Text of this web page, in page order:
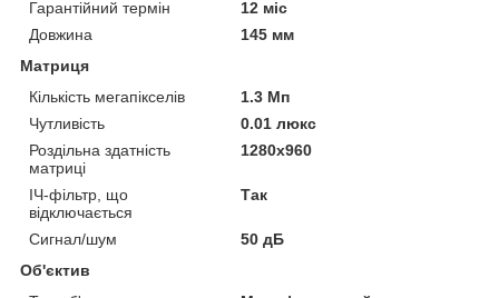
Гарантійний термін
12 міс
Довжина
145 мм
Матриця
Кількість мегапікселів
1.3 Мп
Чутливість
0.01 люкс
Роздільна здатність
матриці
1280x960
ІЧ-фільтр, що
відключається
Так
Сигнал/шум
50 дБ
Об'єктив